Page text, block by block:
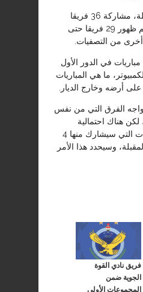
وستشهد النسخة المقبلة، مشاركة 36 فريقا
للمرة الأولى، تأكد منهم ظهور 29 فريقا حتى
وسيخوض كل فريق 8 مباريات في الدور الأول
ما هي المباريات
أرضه وخارج الديار
الفرق التي من نفس
لكن هناك احتمالية
بحدوث ذلك مع الدوريات التي سيشارك منها 4
وسيحدد هذا الأمر
فريق نادي القوة
الجوية ضمن
المجموعات الأولى